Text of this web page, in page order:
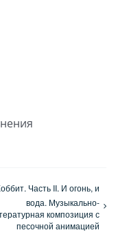
Часть II. И огонь, и
вода. Музыкально-
композиция с
песочной анимацией